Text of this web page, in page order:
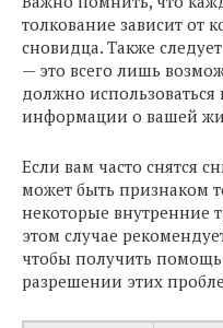
толкование зависит от
сновидца. Также
— это всего лишь
должно
информации о вашей
Если вам часто снятся
может быть признаком
некоторые внутренние
этом случае
чтобы получить
разрешении этих